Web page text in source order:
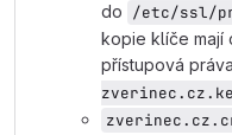
do /etc/ssl/
kopie klíče mají
přístupová